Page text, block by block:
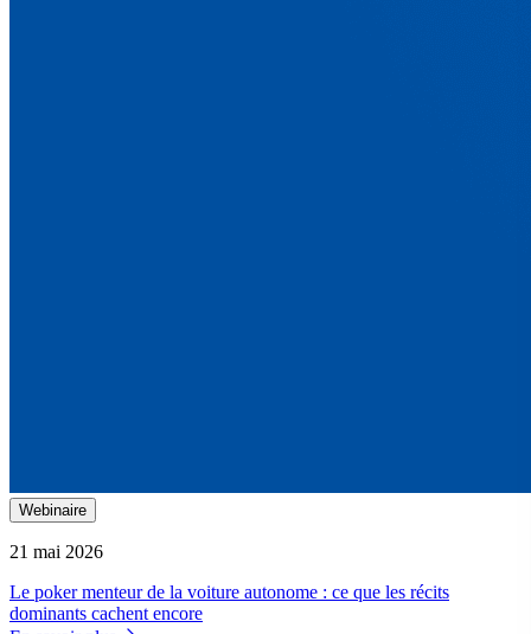
Webinaire
21 mai 2026
Le poker menteur de la voiture autonome : ce que les récits
dominants cachent encore